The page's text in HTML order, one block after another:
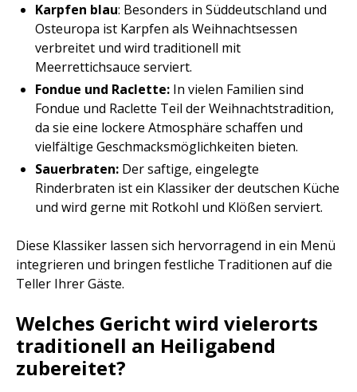
Karpfen blau: Besonders in Süddeutschland und
Osteuropa ist Karpfen als Weihnachtsessen
verbreitet und wird traditionell mit
Meerrettichsauce serviert.
Fondue und Raclette: In vielen Familien sind
Fondue und Raclette Teil der Weihnachtstradition,
da sie eine lockere Atmosphäre schaffen und
vielfältige Geschmacksmöglichkeiten bieten.
Sauerbraten: Der saftige, eingelegte
Rinderbraten ist ein Klassiker der deutschen Küche
und wird gerne mit Rotkohl und Klößen serviert.
Diese Klassiker lassen sich hervorragend in ein Menü
integrieren und bringen festliche Traditionen auf die
Teller Ihrer Gäste.
Welches Gericht wird vielerorts
traditionell an Heiligabend
zubereitet?